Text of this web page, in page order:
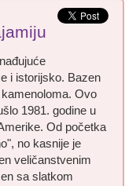
i istorijsko. Bazen
Ovo
1981. godine u
Od početka
no kasnije je
veličanstvenim
sa slatkom